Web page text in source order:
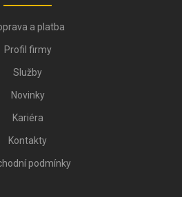
a platba
Profil firmy
Služby
Novinky
Kariéra
Kontakty
podmínky